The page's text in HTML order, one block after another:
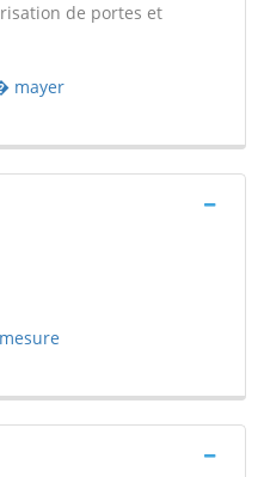
de portes et
mayer